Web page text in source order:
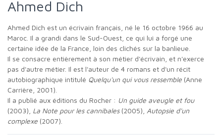
Ahmed Dich
Ahmed Dich est un écrivain français, né le 16 octobre 1966 au
Maroc. Il a grandi dans le Sud-Ouest, ce qui lui a forgé une
certaine idée de la France, loin des clichés sur la banlieue.
Il se consacre entièrement à son métier d'écrivain, et n'exerce
pas d'autre métier. Il est l'auteur de 4 romans et d'un récit
autobiographique intitulé Quelqu'un qui vous ressemble (Anne
Carrière, 2001).
Il a publié aux éditions du Rocher : Un guide aveugle et fou
(2003), La Note pour les cannibales(2005), Autopsie d'un
complexe (2007).